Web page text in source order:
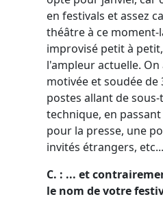
en festivals et assez
théâtre à ce moment-
improvisé petit à
l'ampleur actuelle.
motivée et soudée de
postes allant de
technique, en
pour la presse, une
invités étrangers, etc...
C. : ... et
le nom de votre